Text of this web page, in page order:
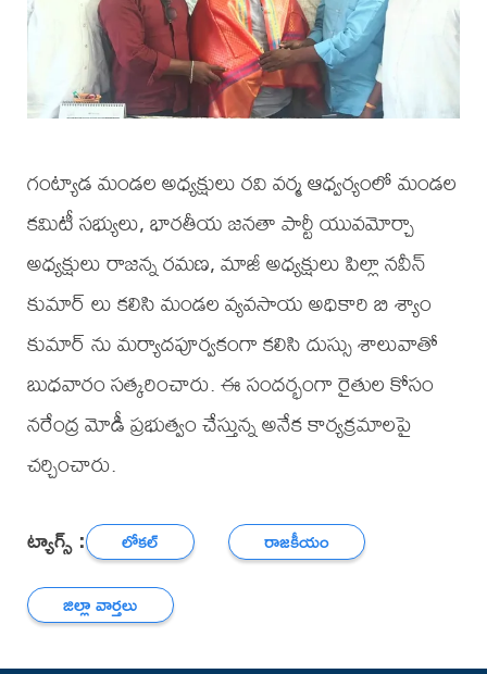
గంట్యాడ మండల అధ్యక్షులు రవి వర్మ ఆధ్వర్యంలో మండల
కమిటీ సభ్యులు, భారతీయ జనతా పార్టీ యువమోర్చా
అధ్యక్షులు రాజన్న రమణ, మాజీ అధ్యక్షులు పిల్లా నవీన్
కుమార్ లు కలిసి మండల వ్యవసాయ అధికారి బి శ్యాం
కుమార్ ను మర్యాదపూర్వకంగా కలిసి దుస్సు శాలువాతో
బుధవారం సత్కరించారు. ఈ సందర్భంగా రైతుల కోసం
నరేంద్ర మోడీ ప్రభుత్వం చేస్తున్న అనేక కార్యక్రమాలపై
చర్చించారు.
ట్యాగ్స్ : లోకల్
రాజకీయం
జిల్లా వార్తలు